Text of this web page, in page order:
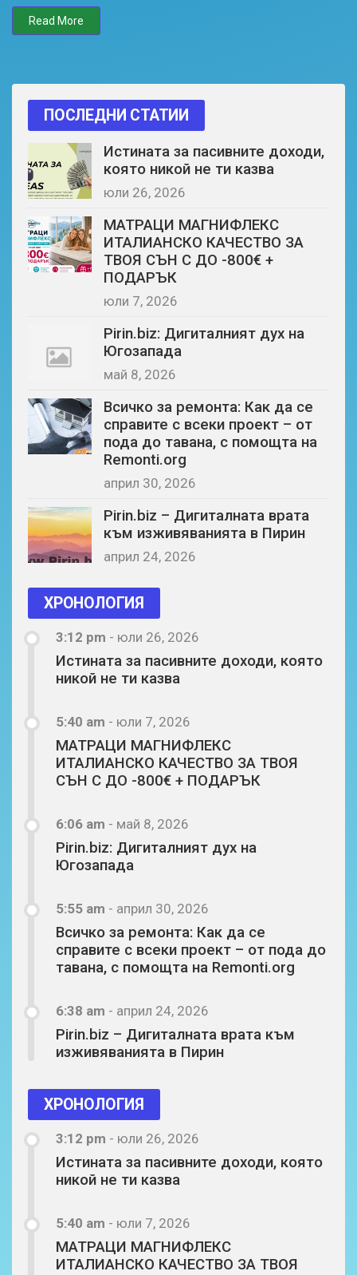
Read More
ПОСЛЕДНИ СТАТИИ
Истината за пасивните доходи,
която никой не ти казва
юли 26, 2026
МАТРАЦИ МАГНИФЛЕКС
ИТАЛИАНСКО КАЧЕСТВО ЗА
ТВОЯ СЪН С ДО -800€ +
ПОДАРЪК
юли 7, 2026
Pirin.biz: Дигиталният дух на
Югозапада
май 8, 2026
Всичко за ремонта: Как да се
справите с всеки проект – от
пода до тавана, с помощта на
Remonti.org
април 30, 2026
Pirin.biz – Дигиталната врата
към изживяванията в Пирин
април 24, 2026
ХРОНОЛОГИЯ
3:12 pm - юли 26, 2026
Истината за пасивните доходи, която
никой не ти казва
5:40 am - юли 7, 2026
МАТРАЦИ МАГНИФЛЕКС
ИТАЛИАНСКО КАЧЕСТВО ЗА ТВОЯ
СЪН С ДО -800€ + ПОДАРЪК
6:06 am - май 8, 2026
Pirin.biz: Дигиталният дух на
Югозапада
5:55 am - април 30, 2026
Всичко за ремонта: Как да се
справите с всеки проект – от пода до
тавана, с помощта на Remonti.org
6:38 am - април 24, 2026
Pirin.biz – Дигиталната врата към
изживяванията в Пирин
ХРОНОЛОГИЯ
3:12 pm - юли 26, 2026
Истината за пасивните доходи, която
никой не ти казва
5:40 am - юли 7, 2026
МАТРАЦИ МАГНИФЛЕКС
ИТАЛИАНСКО КАЧЕСТВО ЗА ТВОЯ